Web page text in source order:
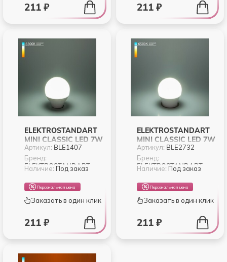
211 ₽ 211 ₽
ELEKTROSTANDART
MINI CLASSIC LED 7W
6500K E14 МАТОВОЕ
СТЕКЛО (BLE1407)
Артикул: BLE1407
Бренд:
ELEKTROSTANDART
Наличие: Под заказ
Персональная цена
Заказать в один клик
211 ₽
ELEKTROSTANDART
MINI CLASSIC LED 7W
6500K E27 МАТОВОЕ
СТЕКЛО (BLE2732)
Артикул: BLE2732
Бренд:
ELEKTROSTANDART
Наличие: Под заказ
Персональная цена
Заказать в один клик
211 ₽